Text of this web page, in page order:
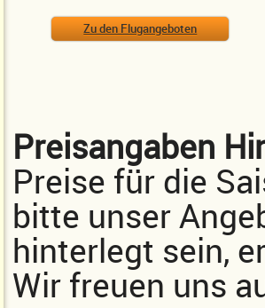
Zu den Flugangeboten
Preisangaben
Preise für die
bitte unser
hinterlegt sein,
Wir freuen uns